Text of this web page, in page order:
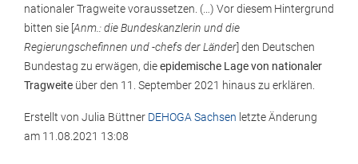
nationaler Tragweite voraussetzen. (…) Vor diesem Hintergrund
bitten sie [Anm.: die Bundeskanzlerin und die
Regierungschefinnen und -chefs der Länder] den Deutschen
Bundestag zu erwägen, dieepidemische Lage von nationaler
Tragweite über den 11. September 2021 hinaus zu erklären.
Erstellt von Julia Büttner DEHOGA Sachsen letzte Änderung
am 11.08.2021 13:08